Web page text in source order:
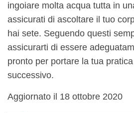
ingoiare molta acqua tutta in
assicurati di ascoltare il tuo
hai sete. Seguendo questi
assicurarti di essere
pronto per portare la tua
successivo.
Aggiornato il 18 ottobre 2020